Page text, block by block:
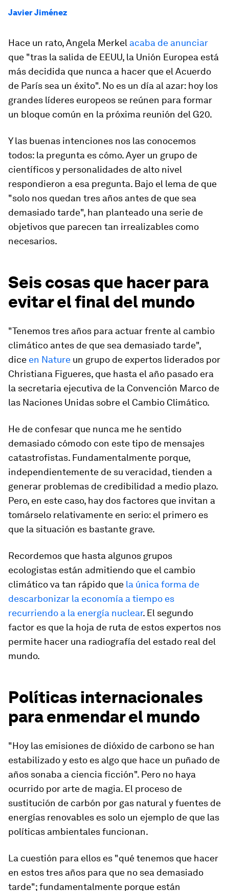
Javier Jiménez
Hace un rato, Angela Merkel acaba de anunciar
que "tras la salida de EEUU, la Unión Europea está
más decidida que nunca a hacer que el Acuerdo
de París sea un éxito". No es un día al azar: hoy los
grandes líderes europeos se reúnen para formar
un bloque común en la próxima reunión del G20.
Y las buenas intenciones nos las conocemos
todos: la pregunta es cómo. Ayer un grupo de
científicos y personalidades de alto nivel
respondieron a esa pregunta. Bajo el lema de que
"solo nos quedan tres años antes de que sea
demasiado tarde", han planteado una serie de
objetivos que parecen tan irrealizables como
necesarios.
Seis cosas que hacer para
evitar el final del mundo
"Tenemos tres años para actuar frente al cambio
climático antes de que sea demasiado tarde",
dice en Nature un grupo de expertos liderados por
Christiana Figueres, que hasta el año pasado era
la secretaria ejecutiva de la Convención Marco de
las Naciones Unidas sobre el Cambio Climático.
He de confesar que nunca me he sentido
demasiado cómodo con este tipo de mensajes
catastrofistas. Fundamentalmente porque,
independientemente de su veracidad, tienden a
generar problemas de credibilidad a medio plazo.
Pero, en este caso, hay dos factores que invitan a
tomárselo relativamente en serio: el primero es
que la situación es bastante grave.
Recordemos que hasta algunos grupos
ecologistas están admitiendo que el cambio
climático va tan rápido que la única forma de
descarbonizar la economía a tiempo es
recurriendo a la energía nuclear. El segundo
factor es que la hoja de ruta de estos expertos nos
permite hacer una radiografía del estado real del
mundo.
Políticas internacionales
para enmendar el mundo
"Hoy las emisiones de dióxido de carbono se han
estabilizado y esto es algo que hace un puñado de
años sonaba a ciencia ficción". Pero no haya
ocurrido por arte de magia. El proceso de
sustitución de carbón por gas natural y fuentes de
energías renovables es solo un ejemplo de que las
políticas ambientales funcionan.
La cuestión para ellos es "qué tenemos que hacer
en estos tres años para que no sea demasiado
tarde"; fundamentalmente porque están